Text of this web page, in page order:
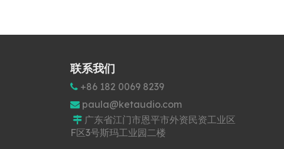
联系我们
 +86 182 0069 8239
 paula@ketaudio.com
 广东省江门市恩平市外资民资工业区
F区3号斯玛工业园二楼